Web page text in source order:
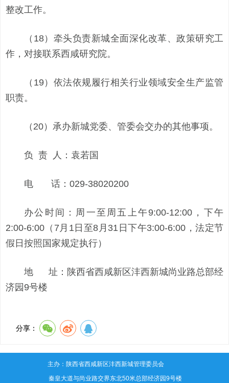
整改工作。
（18）牵头负责新城全面深化改革、政策研究工
作，对接联系西咸研究院。
（19）依法依规履行相关行业领域安全生产监管
职责。
（20）承办新城党委、管委会交办的其他事项。
负 责 人：袁若国
电 话：029-38020200
办公时间：周一至周五上午9:00-12:00，下午
2:00-6:00（7月1日至8月31日下午3:00-6:00，法定节
假日按照国家规定执行）
地 址：陕西省西咸新区沣西新城尚业路总部经
济园9号楼
分享：
主办：陕西省西咸新区沣西新城管理委员会
地址：秦皇大道与尚业路交界东北50米总部经济园9号楼